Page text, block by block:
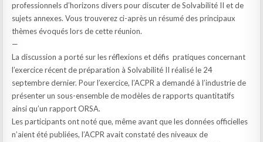
professionnels d’horizons divers pour discuter de Solvabilité II et de
sujets annexes. Vous trouverez ci-après un résumé des principaux
thèmes évoqués lors de cette réunion.
—
La discussion a porté sur les réflexions et défis pratiques concernant
l’exercice récent de préparation à Solvabilité II réalisé le 24
septembre dernier. Pour l’exercice, l’ACPR a demandé à l’industrie de
présenter un sous-ensemble de modèles de rapports quantitatifs
ainsi qu’un rapport ORSA.
Les participants ont noté que, même avant que les données officielles
n’aient été publiées, l’ACPR avait constaté des niveaux de